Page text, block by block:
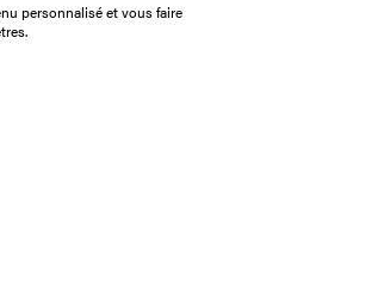
Jeu responsable
personnalisé et vous faire